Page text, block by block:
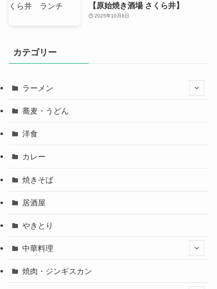
【原始焼き酒場 さくら井】
2025年10月6日
カテゴリー
ラーメン
蕎麦・うどん
洋食
カレー
焼きそば
居酒屋
やきとり
中華料理
焼肉・ジンギスカン